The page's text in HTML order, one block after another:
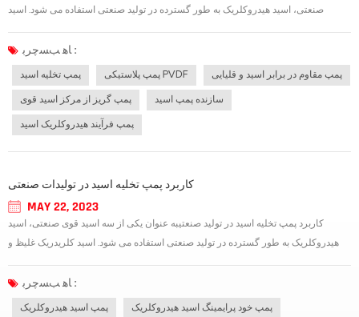
صنعتی، اسید هیدروکلریک به طور گسترده در تولید صنعتی استفاده می شود. اسید
ﺎﻫ ﺐﺴﭼﺮﺑ :
پمپ تخلیه اسید پمپ پلاستیکی PVDF پمپ مقاوم در برابر اسید و قلیایی
پمپ گریز از مرکز اسید قوی سازنده پمپ اسید
پمپ فرآیند هیدروکلریک اسید
کاربرد پمپ تخلیه اسید در تولیدات صنعتی
MAY 22, 2023
کاربرد پمپ تخلیه اسید در تولید صنعتیبه عنوان یکی از سه اسید قوی صنعتی، اسید
هیدروکلریک به طور گسترده در تولید صنعتی استفاده می شود. اسید کلریدریک غلیظ و
ﺎﻫ ﺐﺴﭼﺮﺑ :
پمپ اسید هیدروکلریک پمپ خود پرایمینگ اسید هیدروکلریک